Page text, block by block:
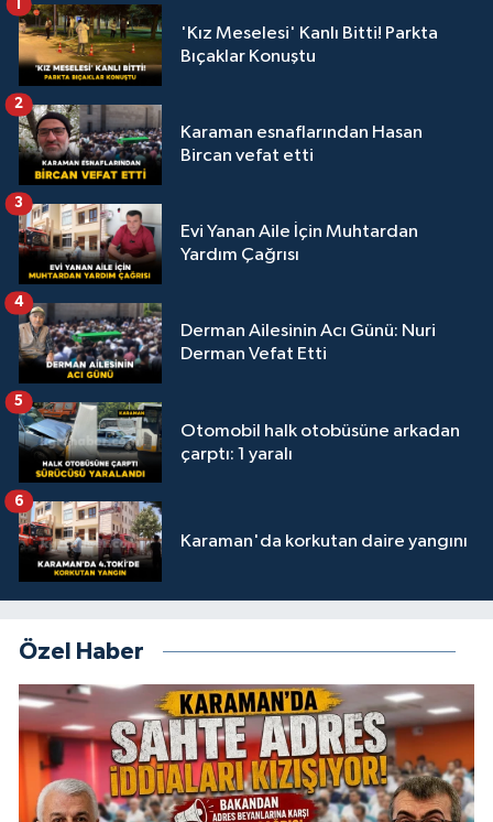
'Kız Meselesi' Kanlı Bitti! Parkta
Bıçaklar Konuştu
1
Karaman esnaflarından Hasan
Bircan vefat etti
2
Evi Yanan Aile İçin Muhtardan
Yardım Çağrısı
3
Derman Ailesinin Acı Günü: Nuri
Derman Vefat Etti
4
Otomobil halk otobüsüne arkadan
çarptı: 1 yaralı
5
Karaman'da korkutan daire yangını
6
Özel Haber